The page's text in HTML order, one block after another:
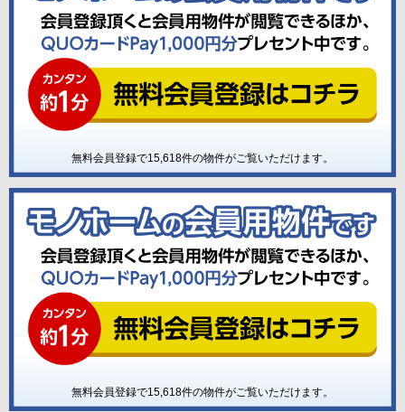
無料会員登録で15,618件の物件がご覧いただけます。
無料会員登録で15,618件の物件がご覧いただけます。